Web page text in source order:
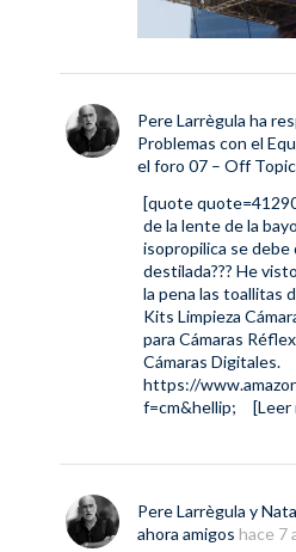
Pere Larrègula ha
Problemas con el
el foro 07 – Off Topic
[quote
de la lente de la
isopropilica se debe
destilada??? He
la pena las toallitas
Kits Limpieza
para Cámaras
Cámaras Digitales.
https://
f=cm&hellip; [Leer
Pere Larrègula y
ahora amigos hace 7